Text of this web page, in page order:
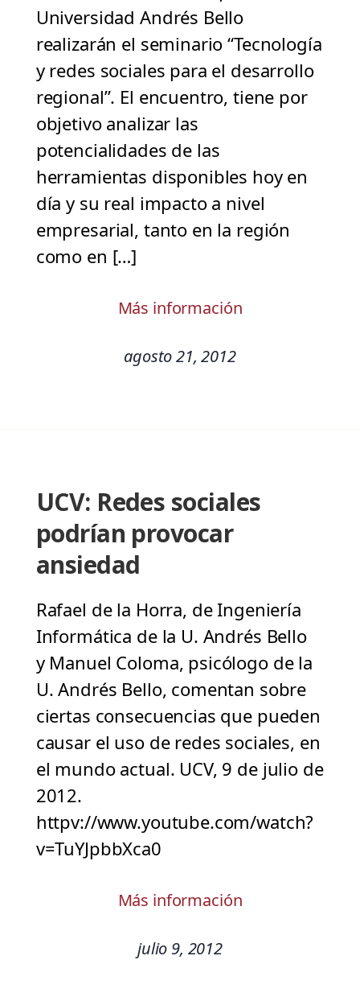
Universidad Andrés Bello
realizarán el seminario “Tecnología
y redes sociales para el desarrollo
regional”. El encuentro, tiene por
objetivo analizar las
potencialidades de las
herramientas disponibles hoy en
día y su real impacto a nivel
empresarial, tanto en la región
como en […]
Más información
agosto 21, 2012
UCV: Redes sociales
podrían provocar
ansiedad
Rafael de la Horra, de Ingeniería
Informática de la U. Andrés Bello
y Manuel Coloma, psicólogo de la
U. Andrés Bello, comentan sobre
ciertas consecuencias que pueden
causar el uso de redes sociales, en
el mundo actual. UCV, 9 de julio de
2012.
httpv://www.youtube.com/watch?
v=TuYJpbbXca0
Más información
julio 9, 2012